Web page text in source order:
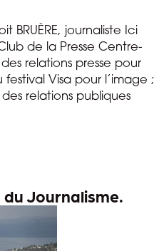
BRUÈRE, journaliste Ici
de la Presse Centre-
relations presse pour
festival Visa pour l’image ;
relations publiques
du Journalisme.